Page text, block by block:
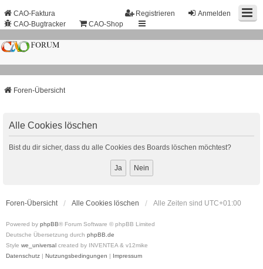
Anmelden
Registrieren
CAO-Faktura
CAO-Bugtracker
CAO-Shop
Foren-Übersicht
Alle Cookies löschen
Bist du dir sicher, dass du alle Cookies des Boards löschen möchtest?
Foren-Übersicht Alle Cookies löschen Alle Zeiten sind UTC+01:00
Powered by phpBB® Forum Software © phpBB Limited
Deutsche Übersetzung durch phpBB.de
Style we_universal created by INVENTEA & v12mike
Datenschutz | Nutzungsbedingungen | Impressum